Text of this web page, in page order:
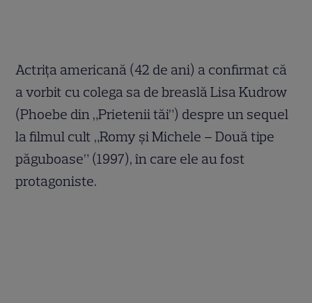
Actriţa americană (42 de ani) a confirmat că
a vorbit cu colega sa de breaslă Lisa Kudrow
(Phoebe din „Prietenii tăi”) despre un sequel
la filmul cult „Romy şi Michele – Două tipe
păguboase” (1997), în care ele au fost
protagoniste.